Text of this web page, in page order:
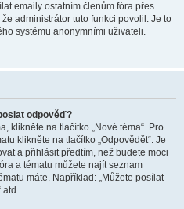
emaily ostatním členům fóra přes
administrátor tuto funkci povolil. Je to
systému anonymními uživateli.
odpověď?
klikněte na tlačítko „Nové téma“. Pro
klikněte na tlačítko „Odpovědět“. Je
a přihlásit předtím, než budete moci
a tématu můžete najít seznam
máte. Například: „Můžete posílat
atd.